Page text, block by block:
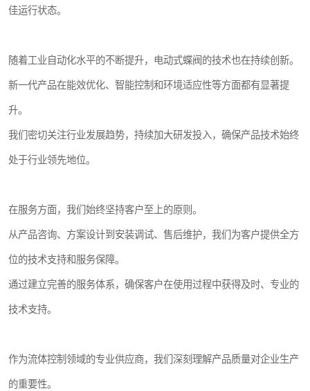
佳运行状态。
随着工业自动化水平的不断提升，电动式蝶阀的技术也在持续创新。
新一代产品在能效优化、智能控制和环境适应性等方面都有显著提
升。
我们密切关注行业发展趋势，持续加大研发投入，确保产品技术始终
处于行业领先地位。
在服务方面，我们始终坚持客户至上的原则。
从产品咨询、方案设计到安装调试、售后维护，我们为客户提供全方
位的技术支持和服务保障。
通过建立完善的服务体系，确保客户在使用过程中获得及时、专业的
技术支持。
作为流体控制领域的专业供应商，我们深刻理解产品质量对企业生产
的重要性。